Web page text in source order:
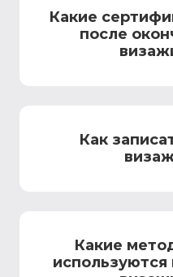
Какие
после
Как
Какие
используются